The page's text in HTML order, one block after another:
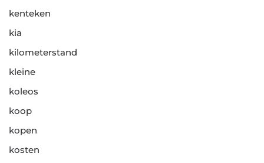
kenteken
kia
kilometerstand
kleine
koleos
koop
kopen
kosten